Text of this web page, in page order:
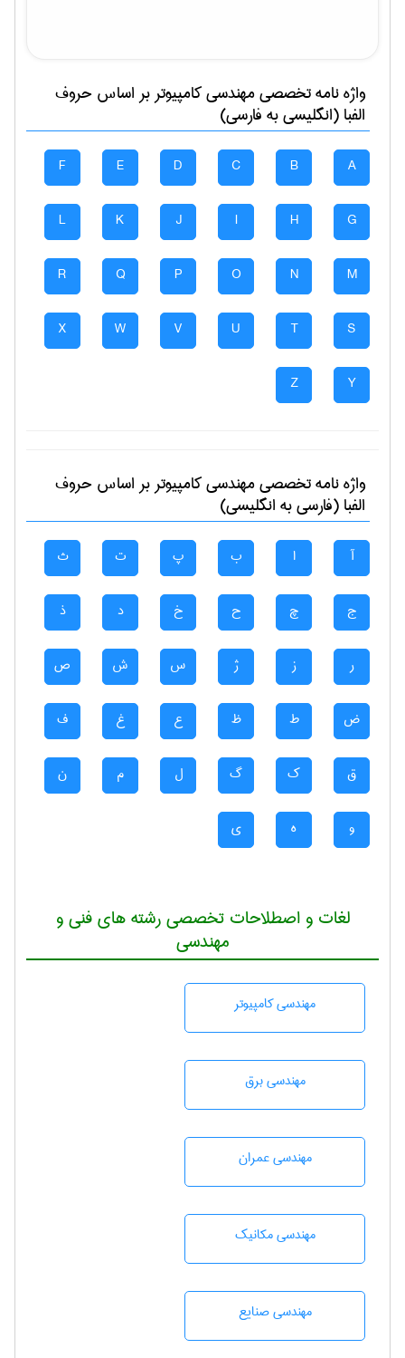
واژه نامه تخصصیمهندسی كامپيوتربر اساس حروف
الفبا (انگلیسی به فارسی)
A
B
C
D
E
F
G
H
I
J
K
L
M
N
O
P
Q
R
S
T
U
V
W
X
Y
Z
واژه نامه تخصصیمهندسی كامپيوتربر اساس حروف
الفبا (فارسی به انگلیسی)
آ ا ب پ ت ث
ج چ ح خ د ذ
ر ز ژ س ش ص
ض ط ظ ع غ ف
ق ک گ ل م ن
و ه ی
لغات و اصطلاحات تخصصی رشته های فنی و
مهندسی
مهندسی كامپيوتر
مهندسی برق
مهندسی عمران
مهندسی مکانیک
مهندسی صنايع